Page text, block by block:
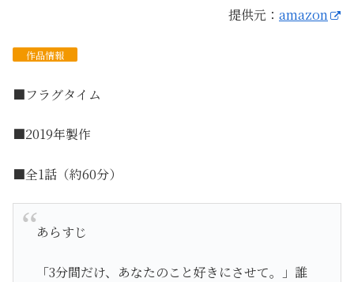
提供元： amazon
作品情報
■フラグタイム
■2019年製作
■全1話（約60分）
あらすじ
「3分間だけ、あなたのこと好きにさせて。」誰